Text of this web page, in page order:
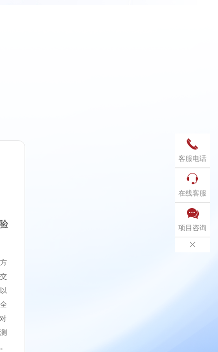

客服电话

在线客服

项目咨询
